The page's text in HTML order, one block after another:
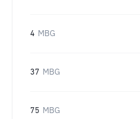
4 MBG
37 MBG
75 MBG